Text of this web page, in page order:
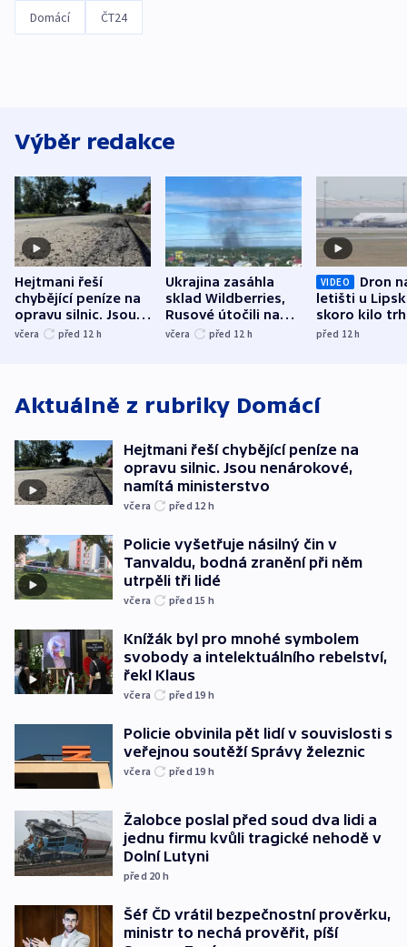
Domácí ČT24
Výběr redakce
Hejtmani řeší
chybějící peníze na
opravu silnic. Jsou
nenárokové, namítá
včera před 12 h
Ukrajina zasáhla
sklad Wildberries,
Rusové útočili na
trh, hasiče či
včera před 12 h
VIDEO
Dron
letišti u
skoro kilo
indicie
před 12h
Aktuálně z rubriky Domácí
Hejtmani řeší chybějící peníze na
opravu silnic. Jsou nenárokové,
namítá ministerstvo
včera před 12 h
Policie vyšetřuje násilný čin v
Tanvaldu, bodná zranění při něm
utrpěli tři lidé
včera před 15 h
Knížák byl pro mnohé symbolem
svobody a intelektuálního rebelství,
řekl Klaus
včera před 19 h
Policie obvinila pět lidí v souvislosti s
veřejnou soutěží Správy železnic
včera před 19 h
Žalobce poslal před soud dva lidi a
jednu firmu kvůli tragické nehodě v
Dolní Lutyni
před 20 h
Šéf ČD vrátil bezpečnostní prověrku,
ministr to nechá prověřit, píší